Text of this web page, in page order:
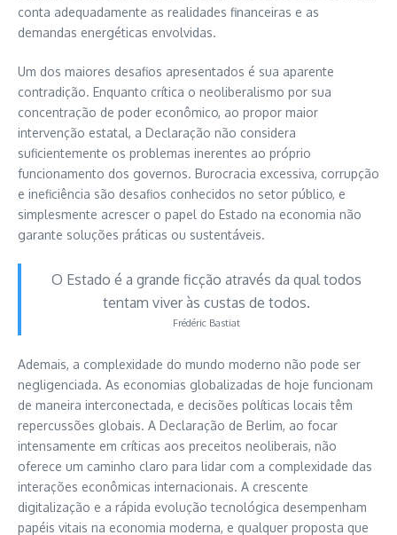
conta adequadamente as realidades financeiras e as
demandas energéticas envolvidas.
Um dos maiores desafios apresentados é sua aparente
contradição. Enquanto crítica o neoliberalismo por sua
concentração de poder econômico, ao propor maior
intervenção estatal, a Declaração não considera
suficientemente os problemas inerentes ao próprio
funcionamento dos governos. Burocracia excessiva, corrupção
e ineficiência são desafios conhecidos no setor público, e
simplesmente acrescer o papel do Estado na economia não
garante soluções práticas ou sustentáveis.
O Estado é a grande ficção através da qual todos
tentam viver às custas de todos.
Frédéric Bastiat
Ademais, a complexidade do mundo moderno não pode ser
negligenciada. As economias globalizadas de hoje funcionam
de maneira interconectada, e decisões políticas locais têm
repercussões globais. A Declaração de Berlim, ao focar
intensamente em críticas aos preceitos neoliberais, não
oferece um caminho claro para lidar com a complexidade das
interações econômicas internacionais. A crescente
digitalização e a rápida evolução tecnológica desempenham
papéis vitais na economia moderna, e qualquer proposta que